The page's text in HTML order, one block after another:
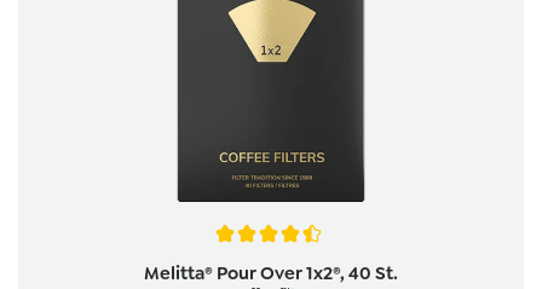
Melitta® Pour Over 1x2®, 40 St.